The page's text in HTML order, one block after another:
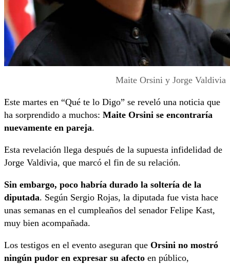
Maite Orsini y Jorge Valdivia
Este martes en “Qué te lo Digo” se reveló una noticia que
ha sorprendido a muchos: Maite Orsini se encontraría
nuevamente en pareja.
Esta revelación llega después de la supuesta infidelidad de
Jorge Valdivia, que marcó el fin de su relación.
Sin embargo, poco habría durado la soltería de la
diputada. Según Sergio Rojas, la diputada fue vista hace
unas semanas en el cumpleaños del senador Felipe Kast,
muy bien acompañada.
Los testigos en el evento aseguran que Orsini no mostró
ningún pudor en expresar su afecto en público,